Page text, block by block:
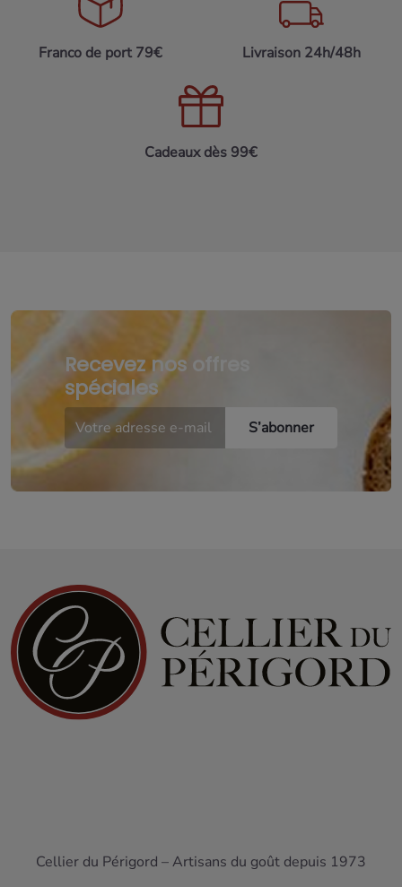
Franco de port 79€ Livraison 24h/48h
Cadeaux dès 99€
Recevez nos offres
spéciales
Cellier du Périgord – Artisans du goût depuis 1973